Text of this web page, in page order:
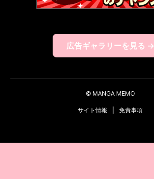
広告ギャラリーを見る →
© MANGA MEMO
サイト情報 免責事項